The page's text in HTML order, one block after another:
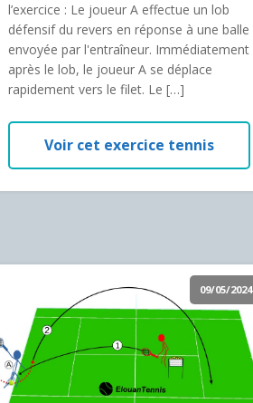
l’exercice : Le joueur A effectue un lob
défensif du revers en réponse à une balle
envoyée par l'entraîneur. Immédiatement
après le lob, le joueur A se déplace
rapidement vers le filet. Le […]
Voir cet exercice tennis
09/05/2024